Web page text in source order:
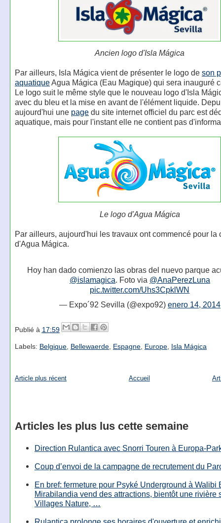
Ancien logo d'Isla Mágica
Par ailleurs, Isla Mágica vient de présenter le logo de son
aquatiqueAgua Mágica (Eau Magique) qui sera inauguré
Le logo suit le même style que le nouveau logo d'Isla
avec du bleu et la mise en avant de l'élément liquide.
aujourd'hui une pagedu site internet officiel du parc est
aquatique, mais pour l'instant elle ne contient pas
Le logo d'Agua Mágica
Par ailleurs, aujourd'hui les travaux ont commencé pour la
d'Agua Mágica.
Hoy han dado comienzo las obras del nuevo parque
@islamagica. Foto via @AnaPerezLuna
pic.twitter.com/Uhs3CpklWN
— Expo´92 Sevilla (@expo92) enero 14, 2014
Publié à 17:59
Labels: Belgique, Bellewaerde, Espagne, Europe, Isla Mágica
Article plus récent Accueil
Articles les plus lus cette semaine
Direction Rulantica avec Snorri Touren à Europa-
Coup d’envoi de la campagne de recrutement du
En bref: fermeture pour Psyké Underground à Walibi
Mirabilandia vend des attractions, bientôt une rivière
Villages Nature, …